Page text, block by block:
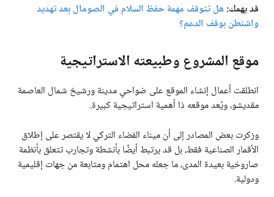
قد يهمك:هل تتوقف مهمة حفظ السلام في الصومال بعد تهديد
واشنطن بوقف الدعم؟
موقع المشروع وطبيعته الاستراتيجية
انطلقت أعمال إنشاء الموقع على ضواحي مدينة ورشيخ شمال العاصمة
مقديشو، ويُعد موقعه ذا أهمية استراتيجية كبيرة.
وزكرت بعض المصادر إلى أن ميناء الفضاء التركي لا يقتصر على إطلاق
الأقمار الصناعية فقط، بل قد يرتبط أيضًا بأنشطة وتجارب تتعلق بأنظمة
صاروخية بعيدة المدى، ما جعله محل اهتمام ومتابعة من جهات إقليمية
ودولية.